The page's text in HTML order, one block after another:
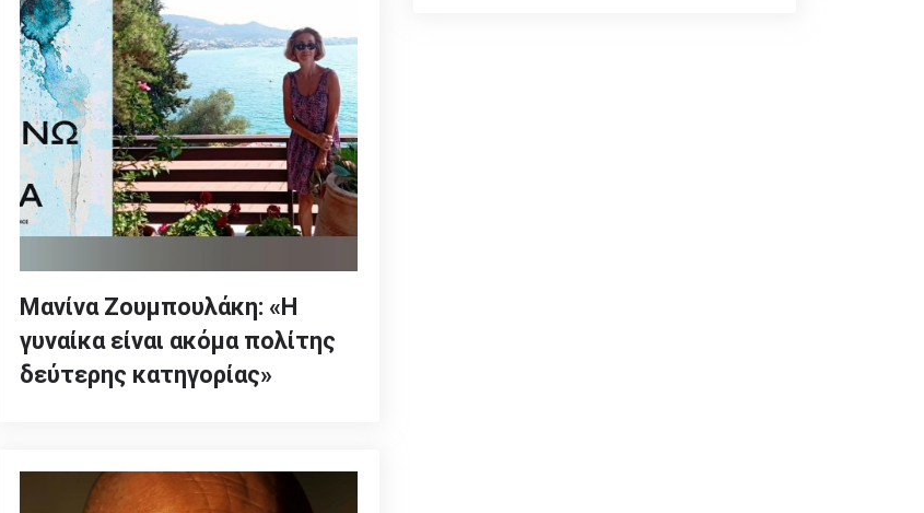
Μανίνα Ζουμπουλάκη: «Η
γυναίκα είναι ακόμα πολίτης
δεύτερης κατηγορίας»